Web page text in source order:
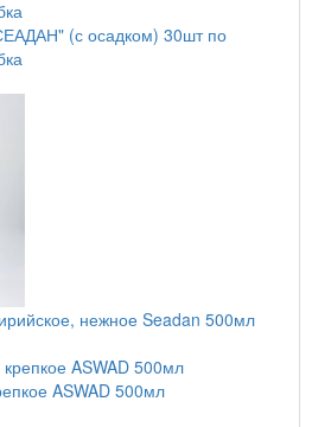
(с осадком) 30шт по
нежное Seadan 500мл
ASWAD 500мл